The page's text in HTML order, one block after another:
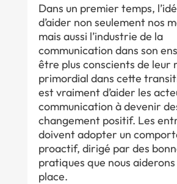
Dans un premier temps,
d’aider non seulement nos
mais aussi l’industrie de la
communication dans son
être plus conscients de leur
primordial dans cette
est vraiment d’aider les
communication à devenir
changement positif. Les
doivent adopter un
proactif, dirigé par des
pratiques que nous
place.